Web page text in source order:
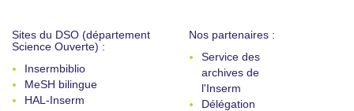
Sites du DSO (département
Science Ouverte) :
Insermbiblio
MeSH bilingue
HAL-Inserm
Nos partenaires :
Service des
archives de
l'Inserm
Délégation